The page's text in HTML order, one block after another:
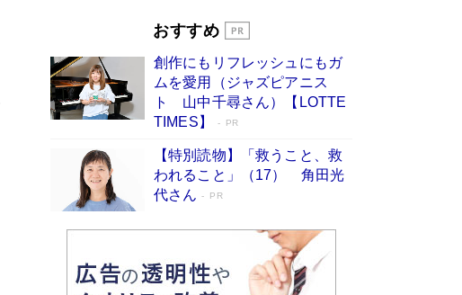
和田秀樹の70代、80代向け新書がベスト3を独
占 上半期1位にも選出［新書ベストセラー］
Book Bang
おすすめ
創作にもリフレッシュにもガ
ムを愛用（ジャズピアニス
ト 山中千尋さん）【LOTTE
TIMES】
PR
【特別読物】「救うこと、救
われること」（17） 角田光
代さん
PR